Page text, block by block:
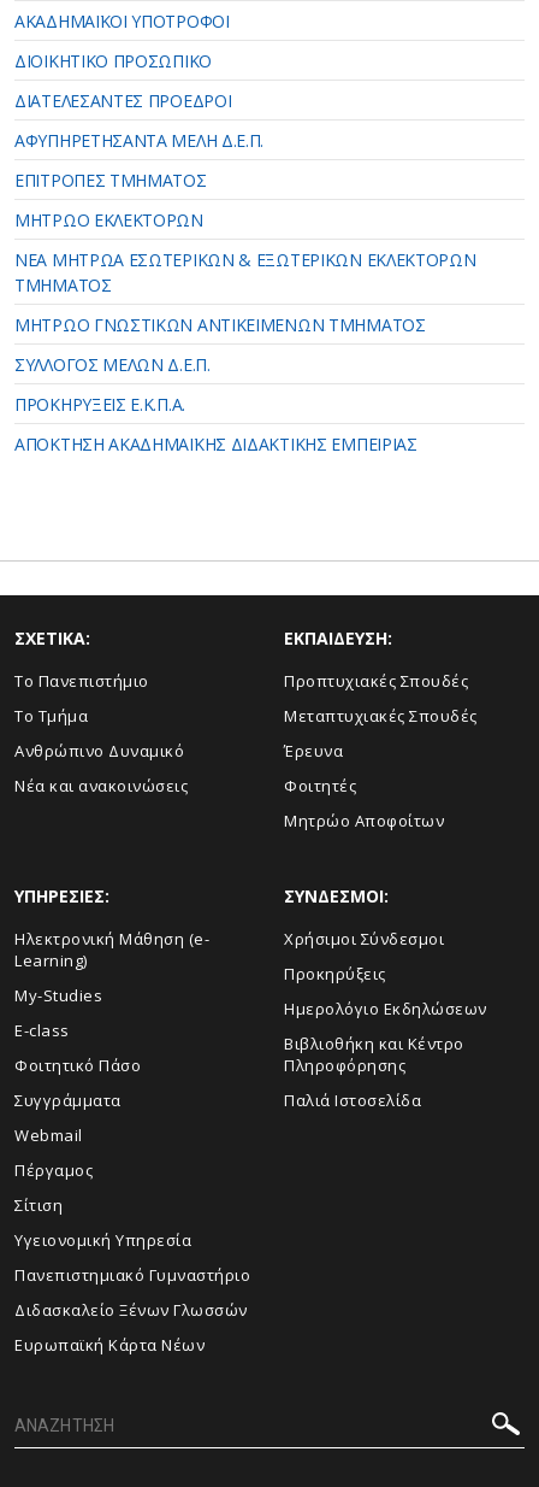
ΑΚΑΔΗΜΑΪΚΟΙ ΥΠΟΤΡΟΦΟΙ
ΔΙΟΙΚΗΤΙΚΟ ΠΡΟΣΩΠΙΚΟ
ΔΙΑΤΕΛΕΣΑΝΤΕΣ ΠΡΟΕΔΡΟΙ
ΑΦΥΠΗΡΕΤΗΣΑΝΤΑ ΜΕΛΗ Δ.Ε.Π.
ΕΠΙΤΡΟΠΕΣ ΤΜΗΜΑΤΟΣ
ΜΗΤΡΩΟ ΕΚΛΕΚΤΟΡΩΝ
ΝΕΑ ΜΗΤΡΩΑ ΕΣΩΤΕΡΙΚΩΝ & ΕΞΩΤΕΡΙΚΩΝ ΕΚΛΕΚΤΟΡΩΝ
ΤΜΗΜΑΤΟΣ
ΜΗΤΡΩΟ ΓΝΩΣΤΙΚΩΝ ΑΝΤΙΚΕΙΜΕΝΩΝ ΤΜΗΜΑΤΟΣ
ΣΥΛΛΟΓΟΣ ΜΕΛΩΝ Δ.Ε.Π.
ΠΡΟΚΗΡΥΞΕΙΣ Ε.Κ.Π.Α.
ΑΠΟΚΤΗΣΗ ΑΚΑΔΗΜΑΪΚΗΣ ΔΙΔΑΚΤΙΚΗΣ ΕΜΠΕΙΡΙΑΣ
ΣΧΕΤΙΚΑ:
Το Πανεπιστήμιο
Το Τμήμα
Ανθρώπινο Δυναμικό
Νέα και ανακοινώσεις
ΕΚΠΑΙΔΕΥΣΗ:
Προπτυχιακές Σπουδές
Μεταπτυχιακές Σπουδές
Έρευνα
Φοιτητές
Μητρώο Αποφοίτων
ΥΠΗΡΕΣΙΕΣ:
Ηλεκτρονική Μάθηση (e-
Learning)
My-Studies
E-class
Φοιτητικό Πάσο
Συγγράμματα
Webmail
Πέργαμος
Σίτιση
Υγειονομική Υπηρεσία
Πανεπιστημιακό Γυμναστήριο
Διδασκαλείο Ξένων Γλωσσών
Ευρωπαϊκή Κάρτα Νέων
ΣΥΝΔΕΣΜΟΙ:
Χρήσιμοι Σύνδεσμοι
Προκηρύξεις
Ημερολόγιο Εκδηλώσεων
Βιβλιοθήκη και Κέντρο
Πληροφόρησης
Παλιά Ιστοσελίδα